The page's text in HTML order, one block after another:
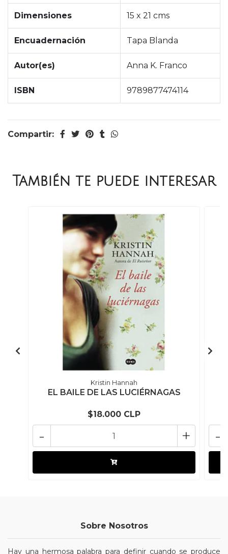
Dimensiones 15 x 21 cms
Encuadernación Tapa Blanda
Autor(es) Anna K. Franco
ISBN 9789877474114
Compartir:
También te puede interesar
Kristin Hannah
EL BAILE DE LAS LUCIÉRNAGAS
$18.000 CLP
- + -
Sobre Nosotros
Hay una hermosa palabra para definir cuando se produce